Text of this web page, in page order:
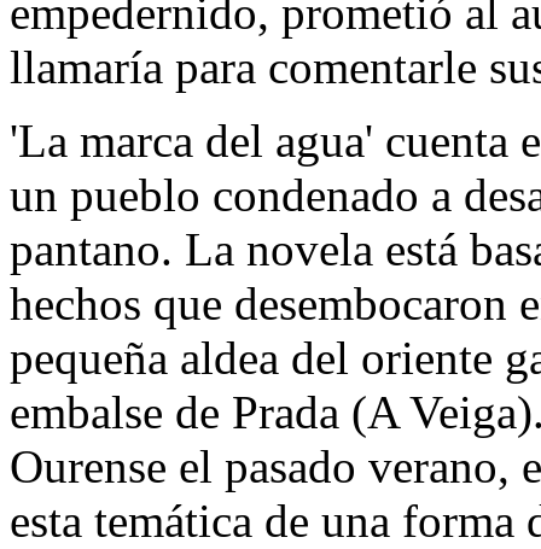
empedernido, prometió al
llamaría para comentarle
'La marca del agua' cuenta
un pueblo condenado a
pantano. La novela está
hechos que desembocaron
pequeña aldea del oriente
embalse de Prada (A
Ourense el pasado
esta temática de una forma